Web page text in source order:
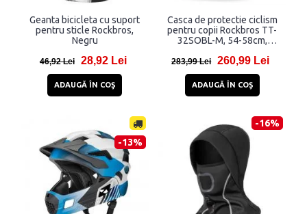
Geanta bicicleta cu suport
pentru sticle Rockbros,
Negru
46,92 Lei 28,92 Lei
ADAUGĂ ÎN COŞ
Casca de protectie ciclism
pentru copii Rockbros TT-
32SOBL-M, 54-58cm,
283,99 Lei 260,99 Lei
ADAUGĂ ÎN COŞ
-13%
-16%